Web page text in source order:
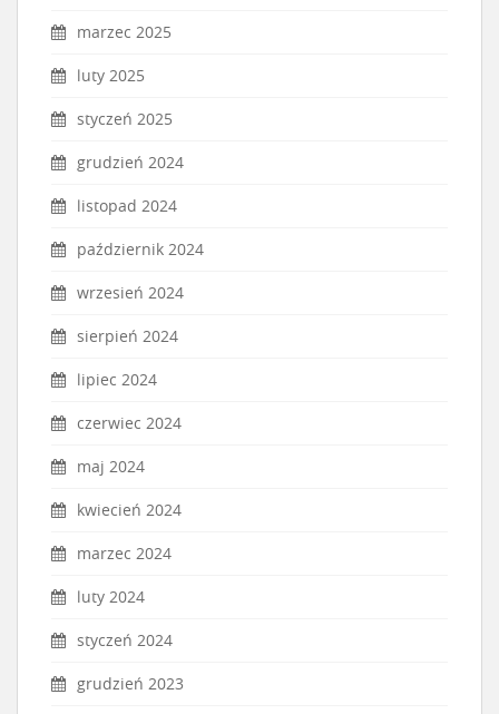
marzec 2025
luty 2025
styczeń 2025
grudzień 2024
listopad 2024
październik 2024
wrzesień 2024
sierpień 2024
lipiec 2024
czerwiec 2024
maj 2024
kwiecień 2024
marzec 2024
luty 2024
styczeń 2024
grudzień 2023